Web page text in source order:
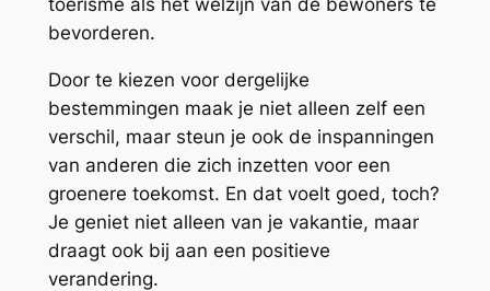
bevorderen.
Door te kiezen voor dergelijke
bestemmingen maak je niet alleen zelf een
verschil, maar steun je ook de inspanningen
van anderen die zich inzetten voor een
groenere toekomst. En dat voelt goed, toch?
Je geniet niet alleen van je vakantie, maar
draagt ook bij aan een positieve
verandering.